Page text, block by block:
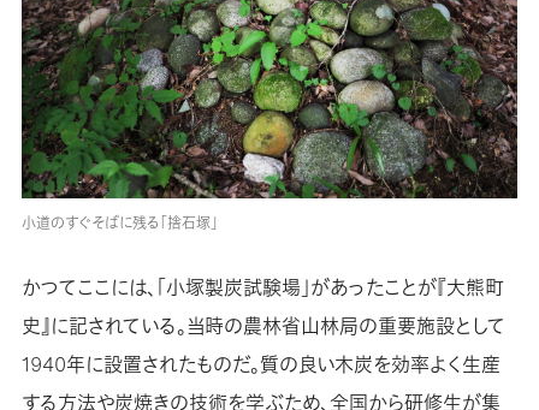
小道のすぐそばに残る「捨石塚」
かつてここには、「小塚製炭試験場」があったことが『大熊町
史』に記されている。当時の農林省山林局の重要施設として
1940年に設置されたものだ。質の良い木炭を効率よく生産
する方法や炭焼きの技術を学ぶため、全国から研修生が集